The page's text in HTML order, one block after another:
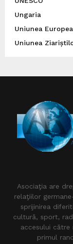
Ungaria
Uniunea
Uniunea
Asociaţia are
relaţiilor
sprijinirea
cultură, sport,
accesului către
primul